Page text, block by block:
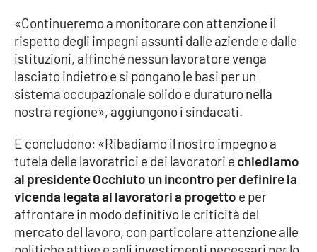
LaC Network
LaC OnAir
EDIZIONI
LOCALI
Catanzaro
Crotone
Vibo Valentia
«Continueremo a monitorare con attenzione il
rispetto degli impegni assunti dalle aziende e dalle
istituzioni, affinché nessun lavoratore venga
lasciato indietro e si pongano le basi per un
sistema occupazionale solido e duraturo nella
nostra regione», aggiungono i sindacati.
E concludono: «Ribadiamo il nostro impegno a
tutela delle lavoratrici e dei lavoratori e chiediamo
al presidente Occhiuto un incontro per definire la
vicenda legata ai lavoratori a progetto e per
affrontare in modo definitivo le criticità del
mercato del lavoro, con particolare attenzione alle